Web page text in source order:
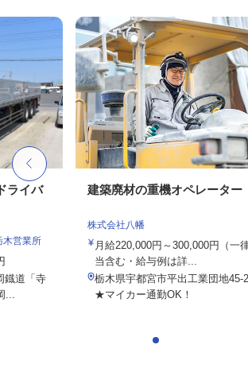
ライバ
営業所
鐡道「寺
建築廃材の重機オペレーター
株式会社八幡
月給220,000円～300,000円（一
当含む・給与例は詳...
栃木県宇都宮市平出工業団地
★マイカー通勤OK！